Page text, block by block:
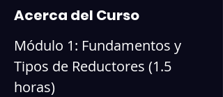
Acerca del Curso
Módulo 1: Fundamentos y
Tipos de Reductores (1.5
horas)